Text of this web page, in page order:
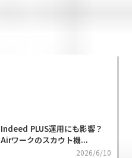
Indeed PLUS運用にも影響？
Airワークのスカウト機...
2026/6/10